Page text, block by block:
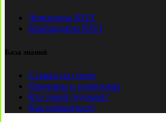
Чемпионы КПЛ
Бомбардиры КПЛ
База знаний
Ставки на спорт
Причины и симптомы
Кто такой лудоман?
Как избавиться?